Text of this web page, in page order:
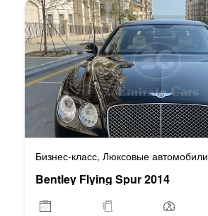
Бизнес-класс, Люксовые автомобили
Bentley Flying Spur 2014